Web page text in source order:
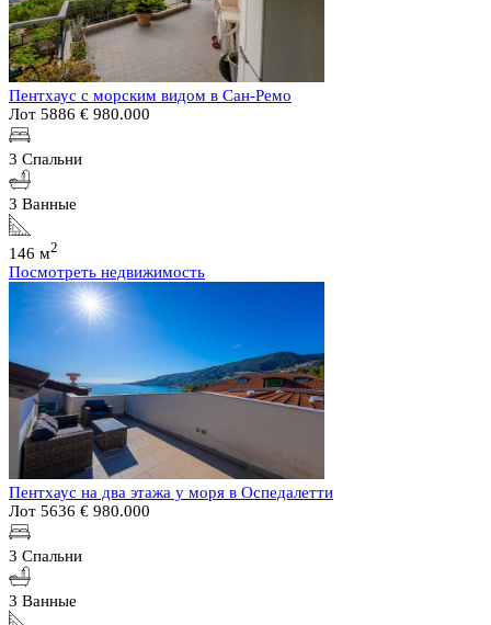
Пентхаус с морским видом в Сан-Ремо
Лот 5886 € 980.000
3 Спальни
3 Ванные
146 м2
Посмотреть недвижимость
Пентхаус на два этажа у моря в Оспедалетти
Лот 5636 € 980.000
3 Спальни
3 Ванные